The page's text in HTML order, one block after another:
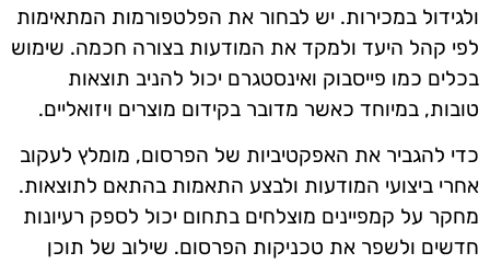
ולגידול במכירות. יש לבחור את הפלטפורמות המתאימות
לפי קהל היעד ולמקד את המודעות בצורה חכמה. שימוש
בכלים כמו פייסבוק ואינסטגרם יכול להניב תוצאות
טובות, במיוחד כאשר מדובר בקידום מוצרים ויזואליים.
כדי להגביר את האפקטיביות של הפרסום, מומלץ לעקוב
אחרי ביצועי המודעות ולבצע התאמות בהתאם לתוצאות.
מחקר על קמפיינים מוצלחים בתחום יכול לספק רעיונות
חדשים ולשפר את טכניקות הפרסום. שילוב של תוכן